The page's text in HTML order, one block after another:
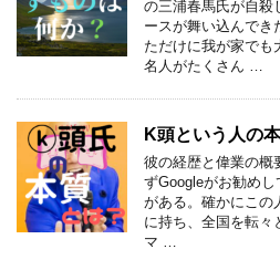
の三浦春馬氏が自殺
ースが舞い込んでき
ただけに我が家でも
名人がたくさん …
K頭という人の
彼の経歴と偉業の概
ずGoogleがお勧め
がある。確かにこの
に持ち、全国を転々
マ …